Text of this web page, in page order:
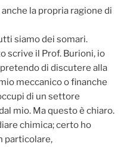
la propria ragione di
siamo dei somari.
scrive il Prof. Burioni, io
di discutere alla
meccanico o finanche
di un settore
mio. Ma questo è chiaro.
chimica; certo ho
particolare,